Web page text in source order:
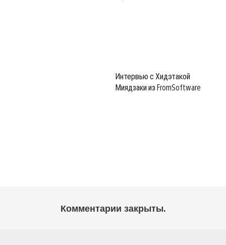
Интервью с Хидэтакой
Миядзаки из FromSoftware
Комментарии закрыты.